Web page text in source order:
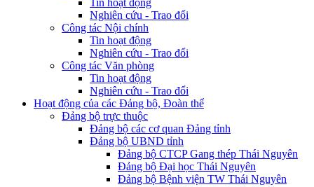
Nghiên cứu - Trao đổi
Công tác Nội chính
Tin hoạt động
Nghiên cứu - Trao đổi
Công tác Văn phòng
Tin hoạt động
Nghiên cứu - Trao đổi
Hoạt động của các Đảng bộ, Đoàn thể
Đảng bộ trực thuộc
Đảng bộ các cơ quan Đảng tỉnh
Đảng bộ UBND tỉnh
Đảng bộ CTCP Gang thép Thái Nguyên
Đảng bộ Đại học Thái Nguyên
Đảng bộ Bệnh viện TW Thái Nguyên